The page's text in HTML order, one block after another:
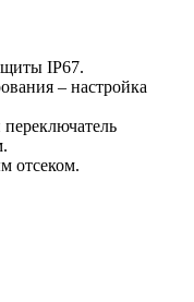
IP67.
– настройка
отсеком.